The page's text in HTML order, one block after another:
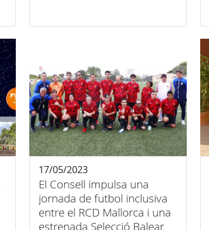
El Consell impulsa una
jornada de futbol inclusiva
entre el RCD Mallorca i una
estrenada Selecció Balear
17/05/2023